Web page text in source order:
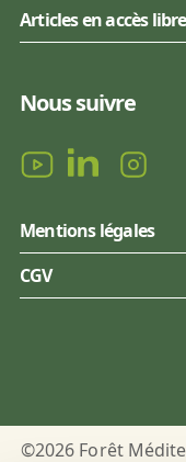
Articles en accès libre
Nous suivre
Mentions légales
CGV
©2026 Forêt